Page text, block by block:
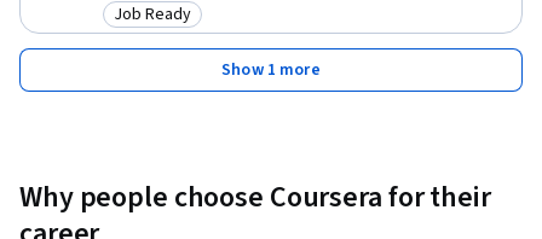
Category: Job Ready
Job Ready
Show 1 more
Why people choose Coursera for their